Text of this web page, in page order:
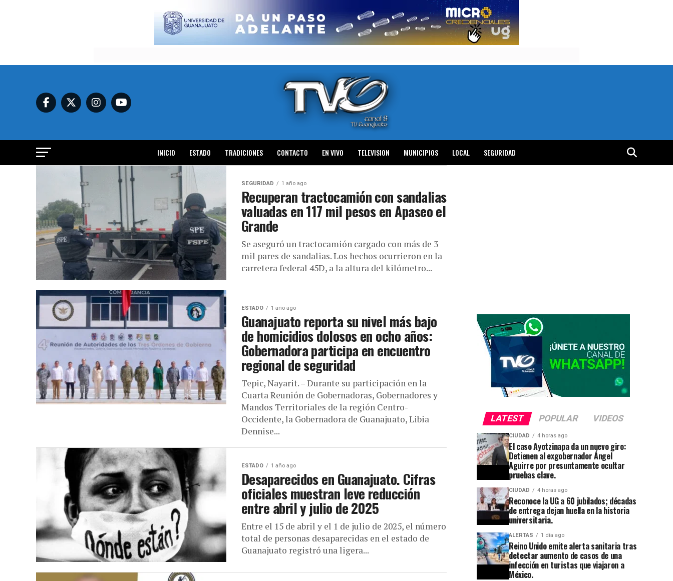
INICIO ESTADO TRADICIONES CONTACTO EN VIVO TELEVISION MUNICIPIOS LOCAL SEGURIDAD
SEGURIDAD 1 año ago
Recuperan tractocamión con sandalias
valuadas en 117 mil pesos en Apaseo el
Grande
Se aseguró un tractocamión cargado con más de 3
mil pares de sandalias. Los hechos ocurrieron en la
carretera federal 45D, a la altura del kilómetro...
ESTADO 1 año ago
Guanajuato reporta su nivel más bajo
de homicidios dolosos en ocho años:
Gobernadora participa en encuentro
regional de seguridad
Tepic, Nayarit. – Durante su participación en la
Cuarta Reunión de Gobernadoras, Gobernadores y
Mandos Territoriales de la región Centro-
Occidente, la Gobernadora de Guanajuato, Libia
Dennise...
ESTADO 1 año ago
Desaparecidos en Guanajuato. Cifras
oficiales muestran leve reducción
entre abril y julio de 2025
Entre el 15 de abril y el 1 de julio de 2025, el número
total de personas desaparecidas en el estado de
Guanajuato registró una ligera...
LATEST POPULAR VIDEOS
CIUDAD 4 horas ago
El caso Ayotzinapa da un nuevo giro:
Detienen al exgobernador Ángel
Aguirre por presuntamente ocultar
pruebas clave.
CIUDAD 4 horas ago
Reconoce la UG a 60 jubilados; décadas
de entrega dejan huella en la historia
universitaria.
ALERTAS 1 día ago
Reino Unido emite alerta sanitaria tras
detectar aumento de casos de una
infección en turistas que viajaron a
México.